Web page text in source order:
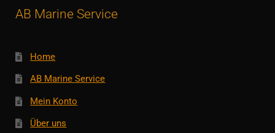
AB Marine Service
Home
AB Marine Service
Mein Konto
Über uns